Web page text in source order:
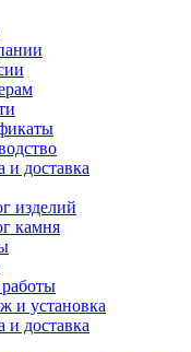
и доставка
изделий
камня
и установка
и доставка